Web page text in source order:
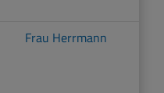
Frau Herrmann